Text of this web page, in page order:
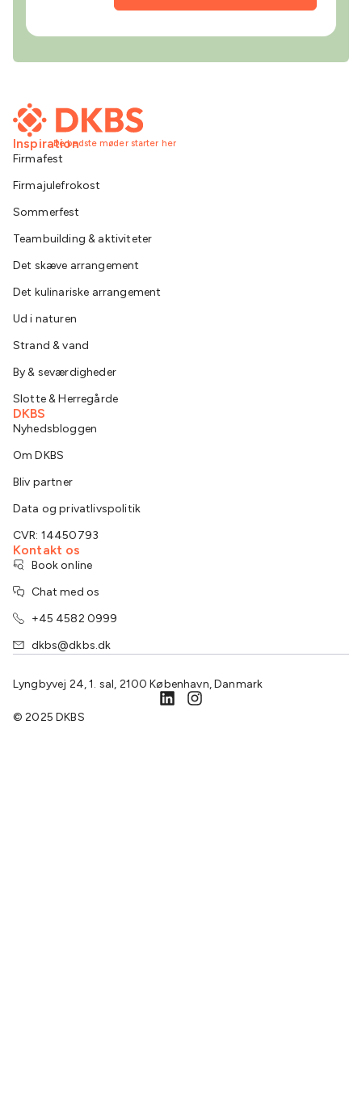
De bedste møder starter her
Inspiration
Firmafest
Firmajulefrokost
Sommerfest
Teambuilding & aktiviteter
Det skæve arrangement
Det kulinariske arrangement
Ud i naturen
Strand & vand
By & seværdigheder
Slotte & Herregårde
DKBS
Nyhedsbloggen
Om DKBS
Bliv partner
Data og privatlivspolitik
CVR: 14450793
Kontakt os
Book online
Chat med os
+45 4582 0999
dkbs@dkbs.dk
Lyngbyvej 24, 1. sal, 2100 København, Danmark
© 2025 DKBS